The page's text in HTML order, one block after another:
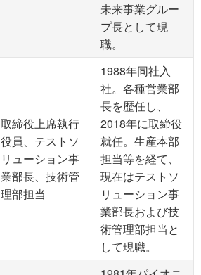
未来事業グルー
プ長として現
職。
取締役上席執行
役員、テストソ
リューション事
業部長、技術管
理部担当
1988年同社入
社。各種営業部
長を歴任し、
2018年に取締役
就任。生産本部
担当等を経て、
現在はテストソ
リューション事
業部長および技
術管理部担当と
して現職。